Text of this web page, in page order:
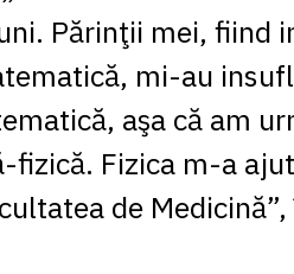
Părinţii mei, fiind
mi-au
aşa că am
fizică. Fizica m-a
de